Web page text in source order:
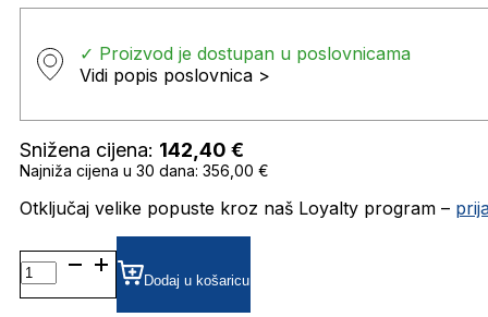
✓ Proizvod je dostupan u poslovnicama
Vidi popis poslovnica >
Snižena cijena: 142,40 €
Najniža cijena u 30 dana: 356,00 €
Otključaj velike popuste kroz naš Loyalty program –
MARC578/S
GRADIJENT SUNČANE
NAOČALE
Dodaj u košaricu